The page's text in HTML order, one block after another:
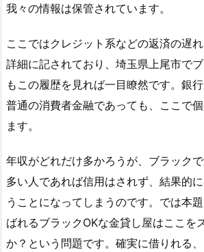
我々の情報は保管されています。
ここではクレジット系などの返済の遅
詳細に記されており、埼玉県上尾市で
もこの履歴を見れば一目瞭然です。銀行
普通の消費者金融であっても、ここで
ます。
年収がどれだけ多かろうが、ブラック
多い人であれば信用はされず、結果的
うことになってしまうのです。では本
ばれるブラックOKな金貸し屋はここを
か？という問題です。確実に借りれる